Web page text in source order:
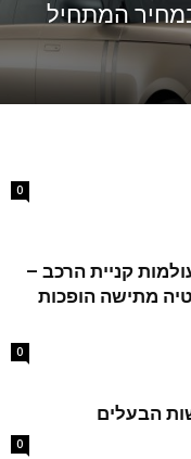
השני של שנת 2022 במחיר המתחיל
0
קניית הרכב –
מתישה הופכות
0
הבעלים
0